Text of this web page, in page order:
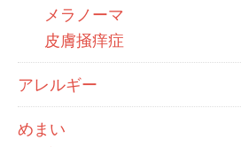
メラノーマ
皮膚掻痒症
アレルギー
めまい